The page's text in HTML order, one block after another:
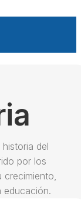
del
por los
crecimiento,
educación.